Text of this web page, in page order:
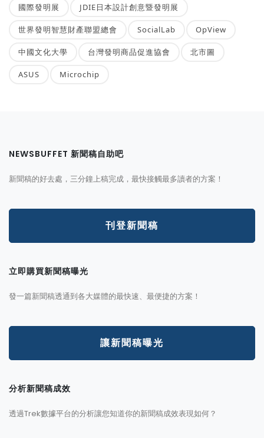
國際發明展 JDIE日本設計創意暨發明展
世界發明智慧財產聯盟總會 SocialLab OpView
中國文化大學 台灣發明商品促進協會 北市圖
ASUS Microchip
NEWSBUFFET 新聞稿自助吧
新聞稿的好去處，三分鐘上稿完成，最快接觸最多讀者的方案！
刊登新聞稿
立即購買新聞稿曝光
發一篇新聞稿透通到各大媒體的最快速、最便捷的方案！
讓新聞稿曝光
分析新聞稿成效
透過Trek數據平台的分析讓您知道你的新聞稿成效表現如何？